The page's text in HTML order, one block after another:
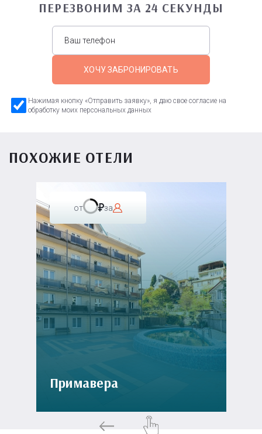
ПЕРЕЗВОНИМ ЗА 24 СЕКУНДЫ
ХОЧУ ЗАБРОНИРОВАТЬ
Нажимая кнопку «Отправить заявку», я даю свое согласие на
обработку моих персональных данных
ПОХОЖИЕ ОТЕЛИ
от за
Примавера